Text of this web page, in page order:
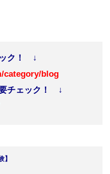
ク！ ↓
category/blog
チェック！ ↓